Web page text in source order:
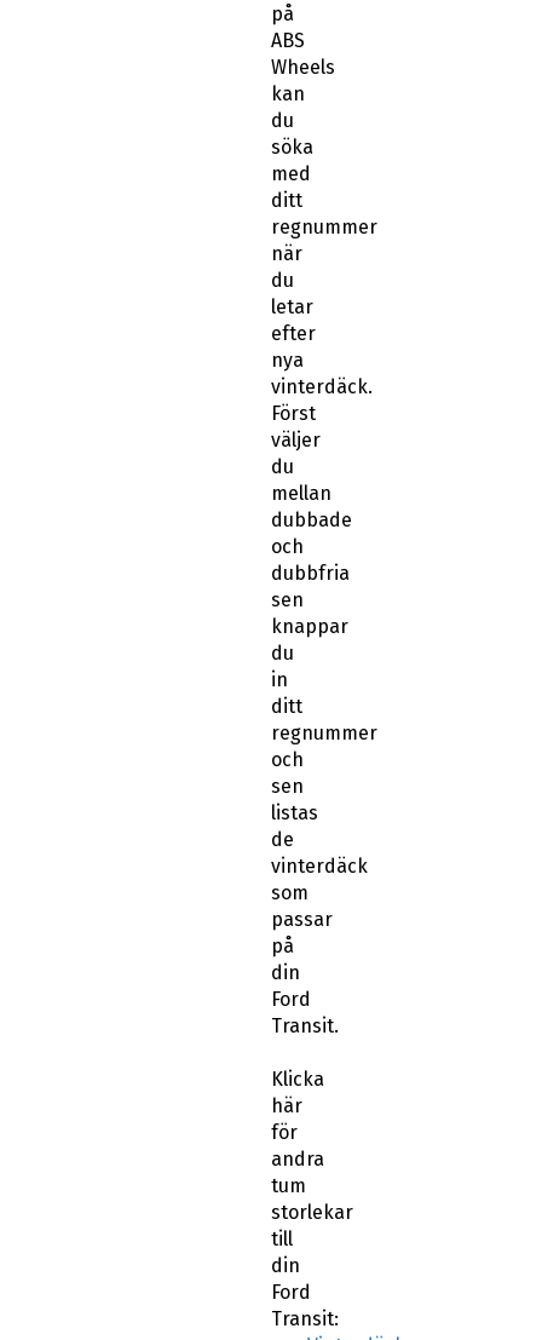
på
ABS
Wheels
kan
du
söka
med
ditt
regnummer
när
du
letar
efter
nya
vinterdäck.
Först
väljer
du
mellan
dubbade
och
dubbfria
sen
knappar
du
in
ditt
regnummer
och
sen
listas
de
vinterdäck
som
passar
på
din
Ford
Transit.
Klicka
här
för
andra
tum
storlekar
till
din
Ford
Transit: